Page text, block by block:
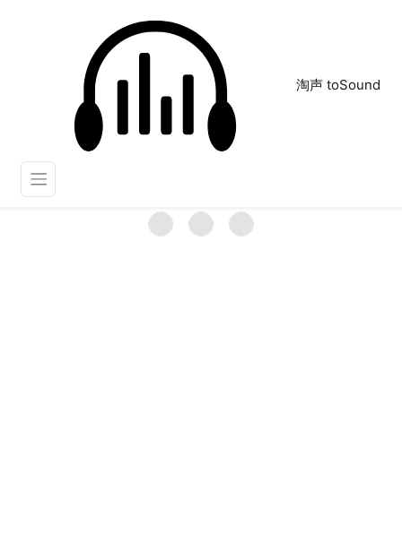
淘声 toSound
睡觉呼吸声
正在为您搜索声音资源